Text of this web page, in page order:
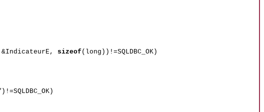
&IndicateurE, sizeof(long))!=SQLDBC_OK)
)!=SQLDBC_OK)